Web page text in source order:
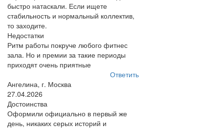
быстро натаскали. Если ищете
стабильность и нормальный коллектив,
то заходите.
Недостатки
Ритм работы покруче любого фитнес
зала. Но и премии за такие периоды
приходят очень приятные
Ответить
Ангелина, г. Москва
27.04.2026
Достоинства
Оформили официально в первый же
день, никаких серых историй и